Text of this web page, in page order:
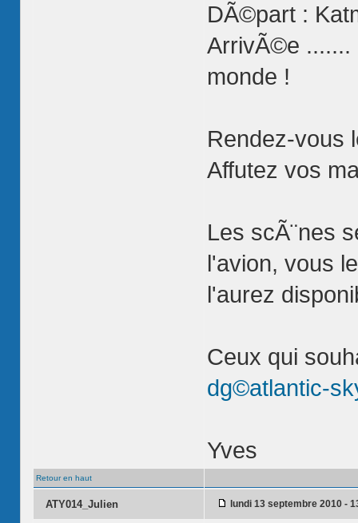
DÃ©part :
ArrivÃ©e .......
monde !
Rendez-vous
Affutez vos
Les scÃ¨nes
l'avion, vous
l'aurez
Ceux qui
dg©atlantic-
Yves
Retour en haut
ATY014_Julien lundi 13 septembre 2010 -